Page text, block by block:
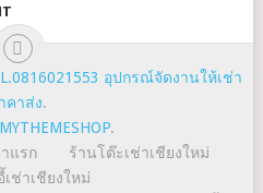
อุปกรณ์จัดงานให้เช่า
คาส่ง.
MYTHEMESHOP.
แรก
ร้านโต๊ะเช่าเชียงใหม่
เช่าเชียงใหม่